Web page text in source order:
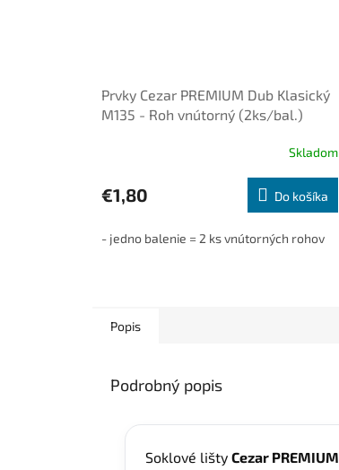
Prvky Cezar PREMIUM Dub Klasický
M135 - Roh vnútorný (2ks/bal.)
Skladom
€1,80 Do košíka
- jedno balenie = 2 ks vnútorných rohov
Popis
Podrobný popis
Soklové lišty Cezar PREMIUM